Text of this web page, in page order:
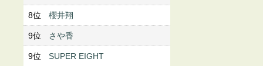
8位 櫻井翔
9位 さや香
9位 SUPER EIGHT